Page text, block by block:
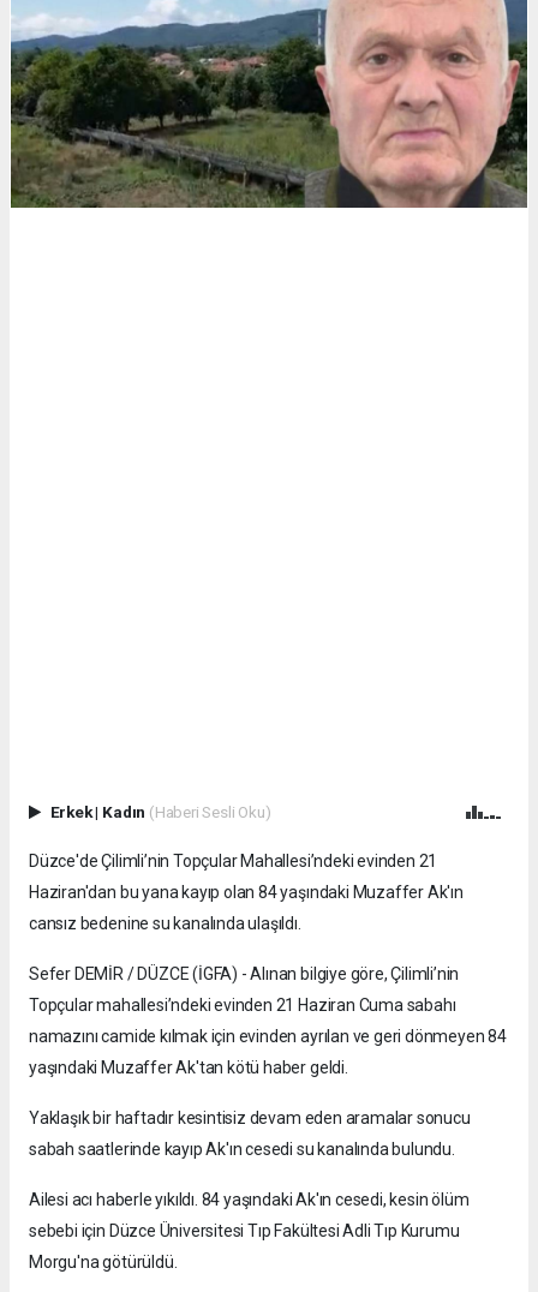
Erkek| Kadın (Haberi Sesli Oku)
Düzce'de Çilimli’nin Topçular Mahallesi’ndeki evinden 21
Haziran'dan bu yana kayıp olan 84 yaşındaki Muzaffer Ak'ın
cansız bedenine su kanalında ulaşıldı.
Sefer DEMİR / DÜZCE (İGFA) - Alınan bilgiye göre, Çilimli’nin
Topçular mahallesi’ndeki evinden 21 Haziran Cuma sabahı
namazını camide kılmak için evinden ayrılan ve geri dönmeyen 84
yaşındaki Muzaffer Ak'tan kötü haber geldi.
Yaklaşık bir haftadır kesintisiz devam eden aramalar sonucu
sabah saatlerinde kayıp Ak'ın cesedi su kanalında bulundu.
Ailesi acı haberle yıkıldı. 84 yaşındaki Ak'ın cesedi, kesin ölüm
sebebi için Düzce Üniversitesi Tıp Fakültesi Adli Tıp Kurumu
Morgu'na götürüldü.